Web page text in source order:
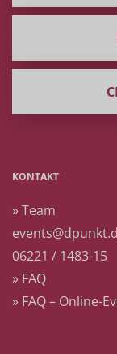
KONTAKT
» Team
06221 / 1483-15
» FAQ
» FAQ – Online-